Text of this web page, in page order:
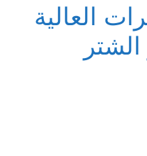
العالية